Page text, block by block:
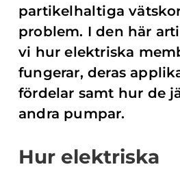
partikelhaltiga
problem. I den här
vi hur elektriska
fungerar, deras
fördelar samt hur de
andra pumpar.
Hur elektriska